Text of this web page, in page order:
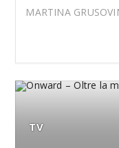
MARTINA
TV